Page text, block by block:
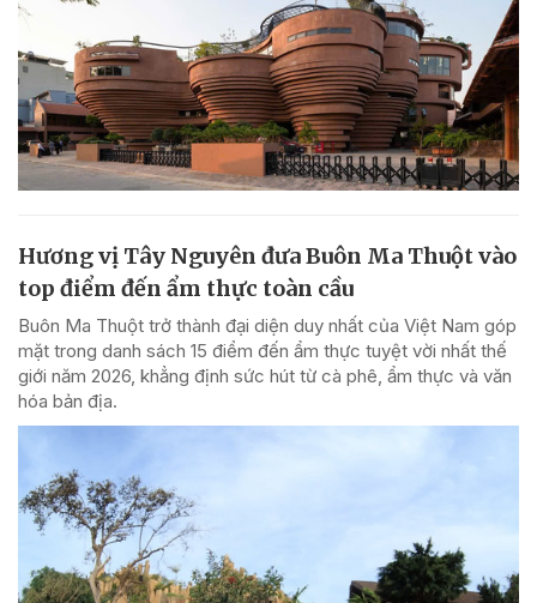
Hương vị Tây Nguyên đưa Buôn Ma Thuột vào
top điểm đến ẩm thực toàn cầu
Buôn Ma Thuột trở thành đại diện duy nhất của Việt Nam góp
mặt trong danh sách 15 điểm đến ẩm thực tuyệt vời nhất thế
giới năm 2026, khẳng định sức hút từ cà phê, ẩm thực và văn
hóa bản địa.